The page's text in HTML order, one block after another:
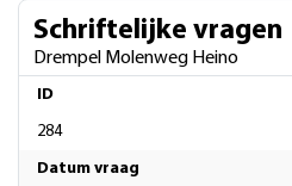
Schriftelijke vragen
Drempel Molenweg Heino
ID
284
Datum vraag